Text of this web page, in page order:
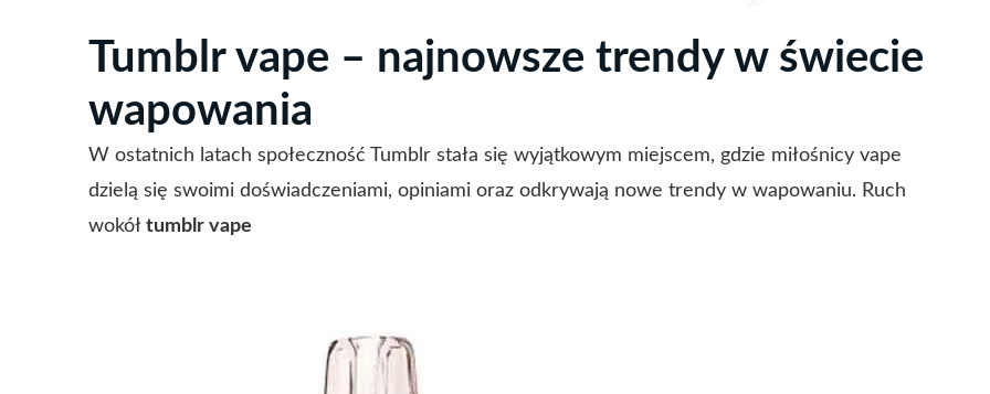
Tumblr vape – najnowsze trendy w świecie
wapowania
W ostatnich latach społeczność Tumblr stała się wyjątkowym miejscem, gdzie miłośnicy vape
dzielą się swoimi doświadczeniami, opiniami oraz odkrywają nowe trendy w wapowaniu. Ruch
wokół tumblr vape